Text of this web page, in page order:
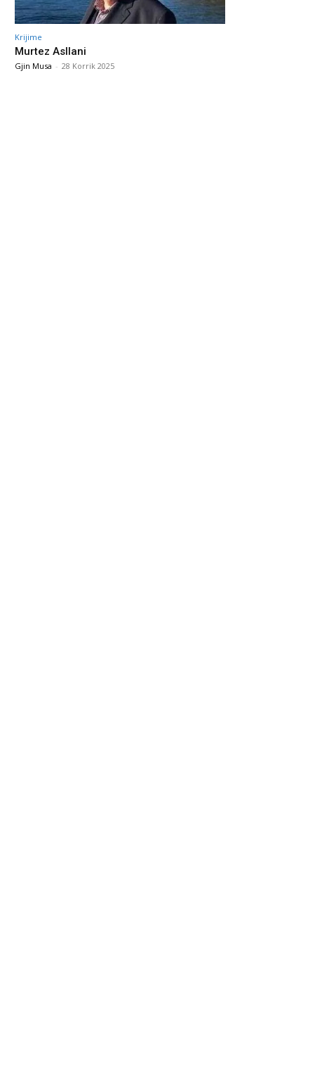
Krijime
Murtez Asllani
Gjin Musa - 28 Korrik 2025